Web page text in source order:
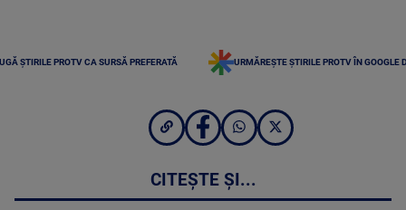
ȘTIRILE PROTV CA SURSĂ PREFERATĂ URMĂREȘTE ȘTIRILE PROTV ÎN GOOGLE
CITEȘTE ȘI...